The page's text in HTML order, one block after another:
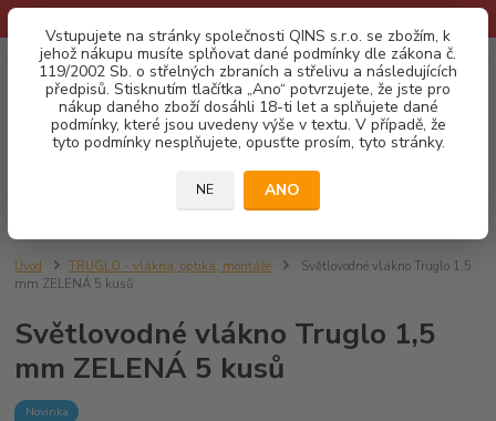
Vstupujete na stránky společnosti QINS s.r.o. se zbožím, k
jehož nákupu musíte splňovat dané podmínky dle zákona č.
119/2002 Sb. o střelných zbraních a střelivu a následujících
předpisů. Stisknutím tlačítka „Ano“ potvrzujete, že jste pro
nákup daného zboží dosáhli 18-ti let a splňujete dané
podmínky, které jsou uvedeny výše v textu. V případě, že
tyto podmínky nesplňujete, opusťte prosím, tyto stránky.
NE ANO
Menu
CZK 0
za0,00 Kč
Úvod TRUGLO - vlákna, optika, montáže
Světlovodné vlákno Truglo 1,5
mm ZELENÁ 5 kusů
Světlovodné vlákno Truglo 1,5
mm ZELENÁ 5 kusů
Novinka